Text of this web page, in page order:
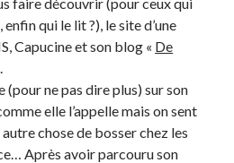
à Vélo : Aventures Familiales près de
?
le vélo à Caluire dans la Métropole de
qui le lit ?), le site d’une
Capucine et son blog « De
(pour ne pas dire plus) sur son
elle l’appelle mais on sent
chose de bosser chez les
Après avoir parcouru son